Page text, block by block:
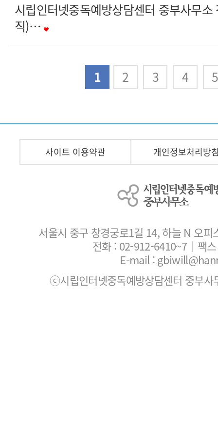
시립인터넷중독예방상담센터 중부사무소
직)…
1 2 3 4 5
사이트 이용약관 개인정보처리방
서울시 중구 창경궁로1길 14, 하늘 N 오
전화 : 02-912-6410~7 ｜팩
E-mail :
ⓒ시립인터넷중독예방상담센터 중부